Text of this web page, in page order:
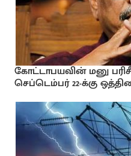
கோட்டாபயவின் மனு
செப்டெம்பர் 22-க்கு